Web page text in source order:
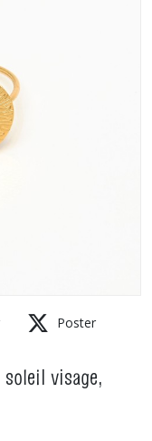
Poster
visage,